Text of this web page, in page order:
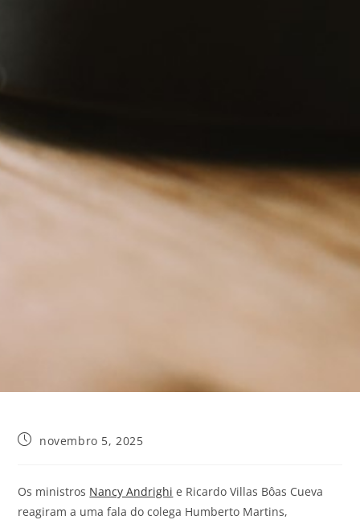
novembro 5, 2025
Os ministros Nancy Andrighi e Ricardo Villas Bôas Cueva
reagiram a uma fala do colega Humberto Martins,